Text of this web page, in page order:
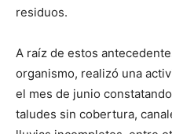
residuos.
A raíz de estos
organismo, realizó una
el mes de junio
taludes sin cobertura,